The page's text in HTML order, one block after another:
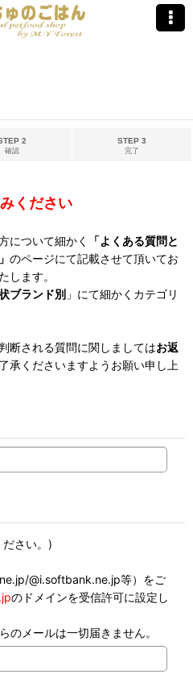
2
確認
STEP 3
完了
ください
について細かく
「よくある質問と
のページにて記載させて頂いてお
します。
ブランド別 」にて細かくカテゴリ
断される質問に関しましてはお返
承くださいますようお願い申し上
さい。)
@i.softbank.ne.jp等）をご
のドメインを受信許可に設定し
のメールは一切届きません。